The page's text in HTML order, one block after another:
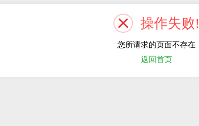
操作失败!
您所请求的页面不存在
返回首页